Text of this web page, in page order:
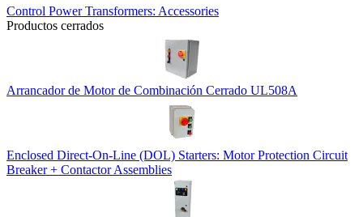
Control Power Transformers: Accessories
Productos cerrados
Arrancador de Motor de Combinación Cerrado UL508A
Enclosed Direct-On-Line (DOL) Starters: Motor Protection Circuit
Breaker + Contactor Assemblies